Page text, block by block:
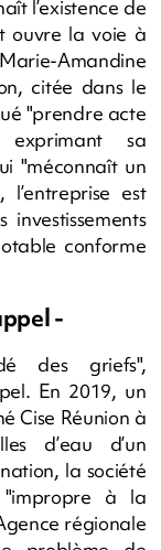
l’existence de
ouvre la voie à
Amandine
citée dans le
"prendre acte
sa
"méconnaît un
est
conforme
-
des griefs",
En 2019, un
Cise Réunion à
d’eau d’un
la société
à la
régionale